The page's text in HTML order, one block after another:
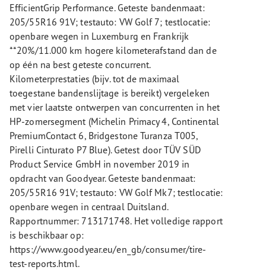
EfficientGrip Performance. Geteste bandenmaat:
205/55R16 91V; testauto: VW Golf 7; testlocatie:
openbare wegen in Luxemburg en Frankrijk
**20%/11.000 km hogere kilometerafstand dan de
op één na best geteste concurrent.
Kilometerprestaties (bijv. tot de maximaal
toegestane bandenslijtage is bereikt) vergeleken
met vier laatste ontwerpen van concurrenten in het
HP-zomersegment (Michelin Primacy 4, Continental
PremiumContact 6, Bridgestone Turanza T005,
Pirelli Cinturato P7 Blue). Getest door TÜV SÜD
Product Service GmbH in november 2019 in
opdracht van Goodyear. Geteste bandenmaat:
205/55R16 91V; testauto: VW Golf Mk7; testlocatie:
openbare wegen in centraal Duitsland.
Rapportnummer: 713171748. Het volledige rapport
is beschikbaar op:
https://www.goodyear.eu/en_gb/consumer/tire-
test-reports.html.